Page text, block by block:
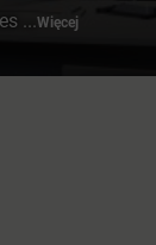
...Więcej